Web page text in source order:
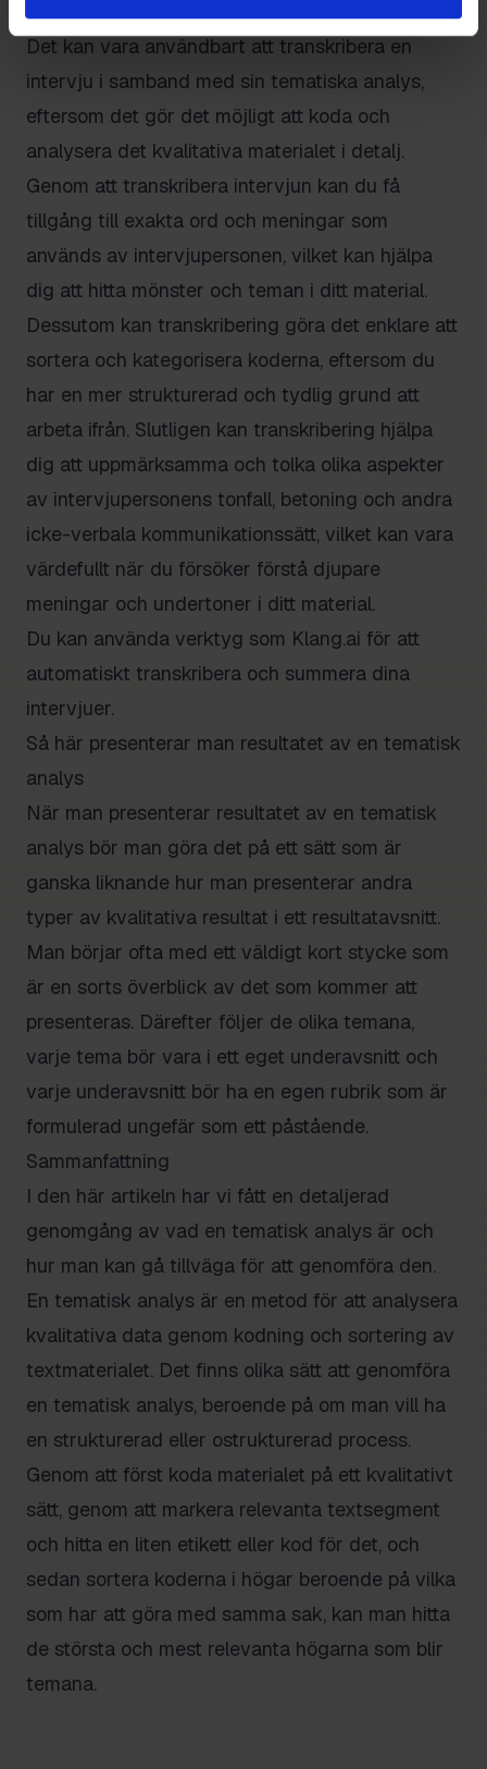
Transkribering av din intervju
Det kan vara användbart att transkribera en
intervju i samband med sin tematiska analys,
eftersom det gör det möjligt att koda och
analysera det kvalitativa materialet i detalj.
Genom att transkribera intervjun kan du få
tillgång till exakta ord och meningar som
används av intervjupersonen, vilket kan hjälpa
dig att hitta mönster och teman i ditt material.
Dessutom kan transkribering göra det enklare att
sortera och kategorisera koderna, eftersom du
har en mer strukturerad och tydlig grund att
arbeta ifrån. Slutligen kan transkribering hjälpa
dig att uppmärksamma och tolka olika aspekter
av intervjupersonens tonfall, betoning och andra
icke-verbala kommunikationssätt, vilket kan vara
värdefullt när du försöker förstå djupare
meningar och undertoner i ditt material.
Du kan använda verktyg som Klang.ai för att
automatiskt transkribera och summera dina
intervjuer.
Så här presenterar man resultatet av en tematisk
analys
När man presenterar resultatet av en tematisk
analys bör man göra det på ett sätt som är
ganska liknande hur man presenterar andra
typer av kvalitativa resultat i ett resultatavsnitt.
Man börjar ofta med ett väldigt kort stycke som
är en sorts överblick av det som kommer att
presenteras. Därefter följer de olika temana,
varje tema bör vara i ett eget underavsnitt och
varje underavsnitt bör ha en egen rubrik som är
formulerad ungefär som ett påstående.
Sammanfattning
I den här artikeln har vi fått en detaljerad
genomgång av vad en tematisk analys är och
hur man kan gå tillväga för att genomföra den.
En tematisk analys är en metod för att analysera
kvalitativa data genom kodning och sortering av
textmaterialet. Det finns olika sätt att genomföra
en tematisk analys, beroende på om man vill ha
en strukturerad eller ostrukturerad process.
Genom att först koda materialet på ett kvalitativt
sätt, genom att markera relevanta textsegment
och hitta en liten etikett eller kod för det, och
sedan sortera koderna i högar beroende på vilka
som har att göra med samma sak, kan man hitta
de största och mest relevanta högarna som blir
temana.